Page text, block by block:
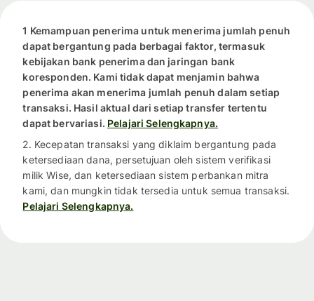
1 Kemampuan penerima untuk menerima jumlah penuh
dapat bergantung pada berbagai faktor, termasuk
kebijakan bank penerima dan jaringan bank
koresponden. Kami tidak dapat menjamin bahwa
penerima akan menerima jumlah penuh dalam setiap
transaksi. Hasil aktual dari setiap transfer tertentu
dapat bervariasi. Pelajari Selengkapnya.
2. Kecepatan transaksi yang diklaim bergantung pada
ketersediaan dana, persetujuan oleh sistem verifikasi
milik Wise, dan ketersediaan sistem perbankan mitra
kami, dan mungkin tidak tersedia untuk semua transaksi.
Pelajari Selengkapnya.